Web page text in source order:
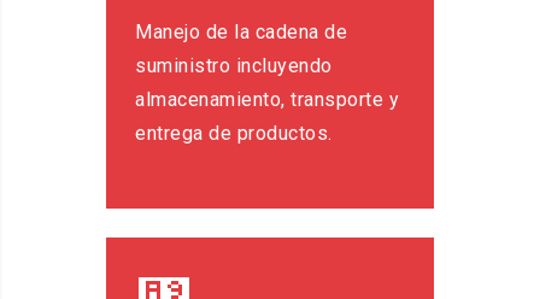
Manejo de la cadena de
suministro incluyendo
almacenamiento, transporte y
entrega de productos.